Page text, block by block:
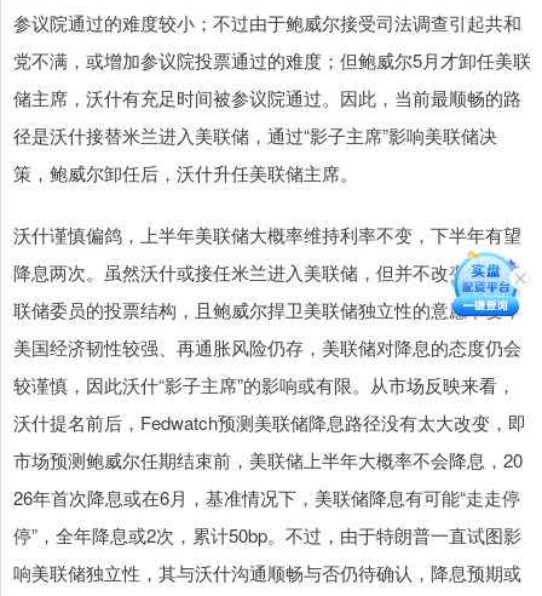
参议院通过的难度较小；不过由于鲍威尔接受司法调查引起共和
党不满，或增加参议院投票通过的难度；但鲍威尔5月才卸任美联
储主席，沃什有充足时间被参议院通过。因此，当前最顺畅的路
径是沃什接替米兰进入美联储，通过“影子主席”影响美联储决
策，鲍威尔卸任后，沃什升任美联储主席。
沃什谨慎偏鸽，上半年美联储大概率维持利率不变，下半年有望
降息两次。虽然沃什或接任米兰进入美联储，但并不改变当前美
联储委员的投票结构，且鲍威尔捍卫美联储独立性的意愿不变，
美国经济韧性较强、再通胀风险仍存，美联储对降息的态度仍会
较谨慎，因此沃什“影子主席”的影响或有限。从市场反映来看，
沃什提名前后，Fedwatch预测美联储降息路径没有太大改变，即
市场预测鲍威尔任期结束前，美联储上半年大概率不会降息，20
26年首次降息或在6月，基准情况下，美联储降息有可能“走走停
停”，全年降息或2次，累计50bp。不过，由于特朗普一直试图影
响美联储独立性，其与沃什沟通顺畅与否仍待确认，降息预期或